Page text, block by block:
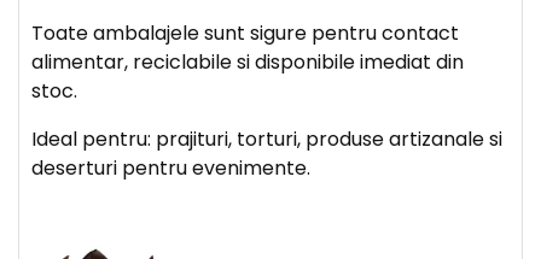
Toate ambalajele sunt sigure pentru contact
alimentar, reciclabile si disponibile imediat din
stoc.
Ideal pentru: prajituri, torturi, produse artizanale si
deserturi pentru evenimente.